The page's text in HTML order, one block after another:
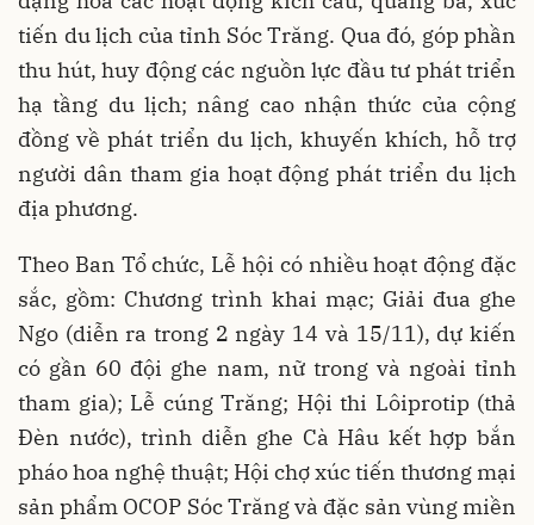
tiến du lịch của tỉnh Sóc Trăng. Qua đó, góp phần
thu hút, huy động các nguồn lực đầu tư phát triển
hạ tầng du lịch; nâng cao nhận thức của cộng
đồng về phát triển du lịch, khuyến khích, hỗ trợ
người dân tham gia hoạt động phát triển du lịch
địa phương.
Theo Ban Tổ chức, Lễ hội có nhiều hoạt động đặc
sắc, gồm: Chương trình khai mạc; Giải đua ghe
Ngo (diễn ra trong 2 ngày 14 và 15/11), dự kiến
có gần 60 đội ghe nam, nữ trong và ngoài tỉnh
tham gia); Lễ cúng Trăng; Hội thi Lôiprotip (thả
Đèn nước), trình diễn ghe Cà Hâu kết hợp bắn
pháo hoa nghệ thuật; Hội chợ xúc tiến thương mại
sản phẩm OCOP Sóc Trăng và đặc sản vùng miền